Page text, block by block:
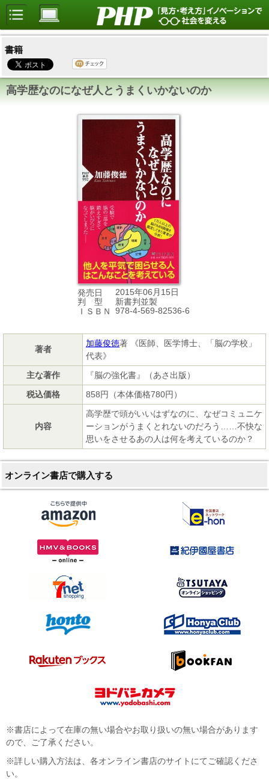
書籍
高学歴なのになぜ人とうまくいかないのか
発売日
2015年06月15日
判 型
新書判並製
ＩＳＢＮ
978-4-569-82536-6
著者
加藤俊徳著 《医師、医学博士、「脳の学校」
代表》
主な著作
『脳の強化書』（あさ出版）
税込価格
858円（本体価格780円）
内容
高学歴で頭がいいはずなのに、なぜコミュニケ
ーションがうまくとれないのだろう……不快な
思いをさせるあの人は何を考えているのか？
オンライン書店で購入する
※書店によって在庫の無い場合やお取り扱いの無い場合があります
ので、ご了承ください。
※詳しい購入方法は、各オンライン書店のサイトにてご確認くださ
い。